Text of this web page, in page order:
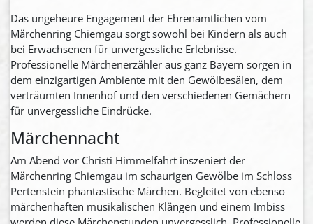
Das ungeheure Engagement der Ehrenamtlichen vom
Märchenring Chiemgau sorgt sowohl bei Kindern als auch
bei Erwachsenen für unvergessliche Erlebnisse.
Professionelle Märchenerzähler aus ganz Bayern sorgen in
dem einzigartigen Ambiente mit den Gewölbesälen, dem
verträumten Innenhof und den verschiedenen Gemächern
für unvergessliche Eindrücke.
Märchennacht
Am Abend vor Christi Himmelfahrt inszeniert der
Märchenring Chiemgau im schaurigen Gewölbe im Schloss
Pertenstein phantastische Märchen. Begleitet von ebenso
märchenhaften musikalischen Klängen und einem Imbiss